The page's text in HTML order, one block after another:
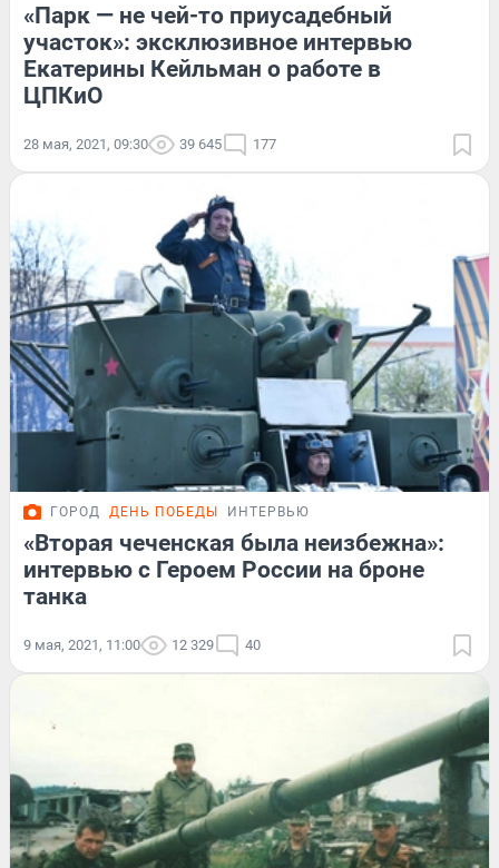
«Парк — не чей-то приусадебный
участок»: эксклюзивное интервью
Екатерины Кейльман о работе в
ЦПКиО
28 мая, 2021, 09:30 39 645 177
ГОРОД ДЕНЬ ПОБЕДЫ ИНТЕРВЬЮ
«Вторая чеченская была неизбежна»:
интервью с Героем России на броне
танка
9 мая, 2021, 11:00 12 329 40